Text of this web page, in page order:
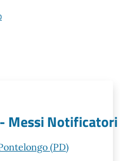
Messi Notificatori
(PD)